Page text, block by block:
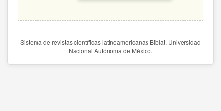
Sistema de revistas científicas latinoamericanas Biblat. Universidad
Nacional Autónoma de México.